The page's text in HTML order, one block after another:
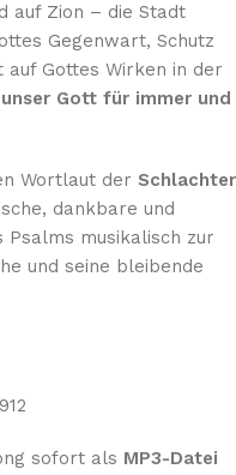
auf Zion – die Stadt
Gegenwart, Schutz
Gottes Wirken in der
Gott für immer und
Wortlaut der Schlachter
dankbare und
Psalms musikalisch zur
und seine bleibende
sofort als MP3-Datei